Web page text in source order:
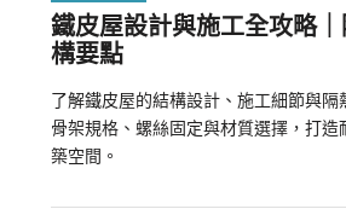
鐵皮屋設計與施工全攻略
構要點
了解鐵皮屋的結構設計、施工細節與隔
骨架規格、螺絲固定與材質選擇，打造
築空間。